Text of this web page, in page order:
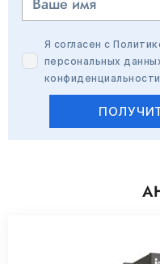
Я согласен с
персональных
конфиденциальности